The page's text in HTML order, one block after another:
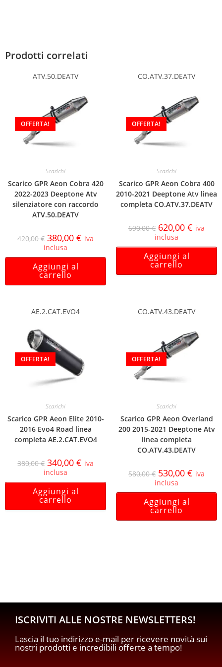
Prodotti correlati
ATV.50.DEATV
OFFERTA!
Scarichi
Scarico GPR Aeon Cobra 420
2022-2023 Deeptone Atv
silenziatore con raccordo
ATV.50.DEATV
420,00€ 380,00 € iva
inclusa
Aggiungi al
carrello
CO.ATV.37.DEATV
OFFERTA!
Scarichi
Scarico GPR Aeon Cobra 400
2010-2021 Deeptone Atv linea
completa CO.ATV.37.DEATV
690,00€ 620,00 € iva
inclusa
Aggiungi al
carrello
AE.2.CAT.EVO4
OFFERTA!
Scarichi
Scarico GPR Aeon Elite 2010-
2016 Evo4 Road linea
completa AE.2.CAT.EVO4
380,00€ 340,00 € iva
inclusa
Aggiungi al
carrello
CO.ATV.43.DEATV
OFFERTA!
Scarichi
Scarico GPR Aeon Overland
200 2015-2021 Deeptone Atv
linea completa
CO.ATV.43.DEATV
580,00€ 530,00 € iva
inclusa
Aggiungi al
carrello
ISCRIVITI ALLE NOSTRE NEWSLETTERS!
Lascia il tuo indirizzo e-mail per ricevere novità sui
nostri prodotti e incredibili offerte a tempo!